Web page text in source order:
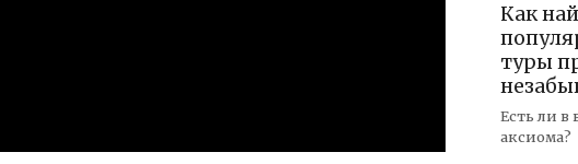
Как
туры
Есть ли
аксиома?